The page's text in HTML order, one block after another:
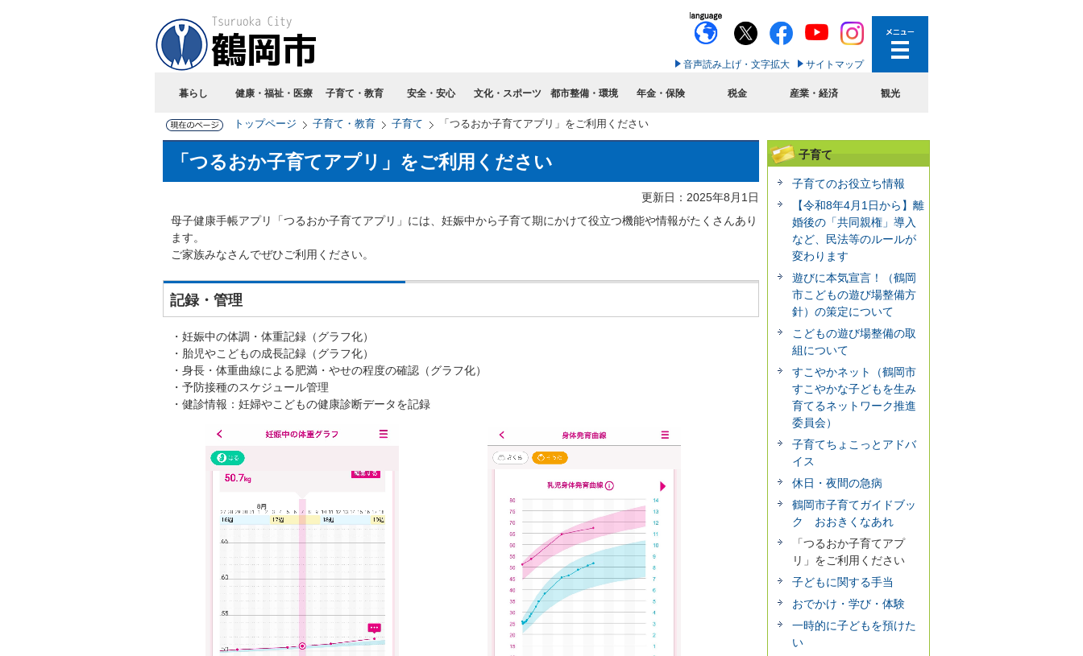
音声読み上げ・文字拡大 サイトマップ
暮らし 健康・福祉・医療 子育て・教育 安全・安心 文化・スポーツ 都市整備・環境 年金・保険 税金 産業・経済 観光
トップページ 子育て・教育 子育て 「つるおか子育てアプリ」をご利用ください
「つるおか子育てアプリ」をご利用ください
更新日：2025年8月1日
母子健康手帳アプリ「つるおか子育てアプリ」には、妊娠中から子育て期にかけて役立つ機能や情報がたくさんあり
ます。
ご家族みなさんでぜひご利用ください。
記録・管理
・妊娠中の体調・体重記録（グラフ化）
・胎児やこどもの成長記録（グラフ化）
・身長・体重曲線による肥満・やせの程度の確認（グラフ化）
・予防接種のスケジュール管理
・健診情報：妊婦やこどもの健康診断データを記録
子育て
子育てのお役立ち情報
【令和8年4月1日から】離
婚後の「共同親権」導入
など、民法等のルールが
変わります
遊びに本気宣言！（鶴岡
市こどもの遊び場整備方
針）の策定について
こどもの遊び場整備の取
組について
すこやかネット（鶴岡市
すこやかな子どもを生み
育てるネットワーク推進
委員会）
子育てちょこっとアドバ
イス
休日・夜間の急病
鶴岡市子育てガイドブッ
ク おおきくなあれ
「つるおか子育てアプ
リ」をご利用ください
子どもに関する手当
おでかけ・学び・体験
一時的に子どもを預けた
い